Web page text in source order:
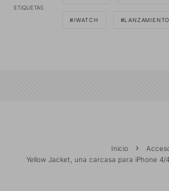
ETIQUETAS
IWATCH
Inicio
Yellow Jacket, una carcasa para iPhone